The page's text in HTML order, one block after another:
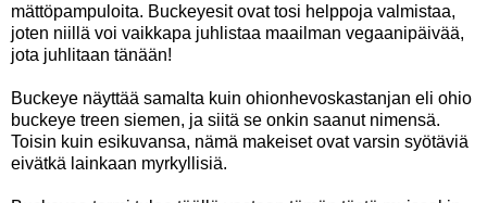
mättöpampuloita. Buckeyesit ovat tosi helppoja valmistaa,
joten niillä voi vaikkapa juhlistaa maailman vegaanipäivää,
jota juhlitaan tänään!
Buckeye näyttää samalta kuin ohionhevoskastanjan eli ohio
buckeye treen siemen, ja siitä se onkin saanut nimensä.
Toisin kuin esikuvansa, nämä makeiset ovat varsin syötäviä
eivätkä lainkaan myrkyllisiä.